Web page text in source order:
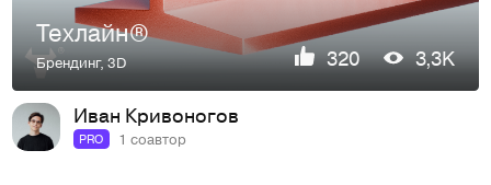
Техлайн®
Брендинг,3D 320 3,3K
Иван Кривоногов
PRO 1 соавтор